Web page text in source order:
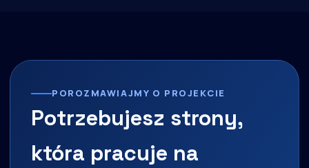
POROZMAWIAJMY O PROJEKCIE
Potrzebujesz strony,
która pracuje na